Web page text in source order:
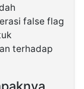
false flag
terhadap